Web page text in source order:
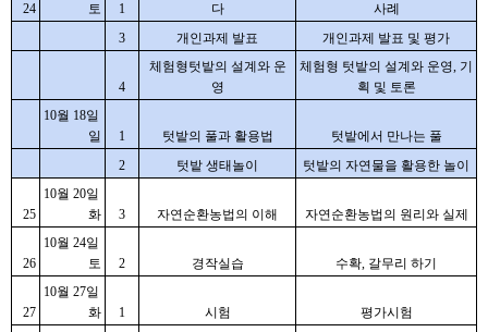
24
토
1
다
사례
3
개인과제 발표 개인과제 발표 및 평가
4
체험형텃밭의 설계와 운
영
체험형 텃밭의 설계와 운영, 기
획 및 토론
10월 18일
일
1 텃밭의 풀과 활용법
텃밭에서 만나는 풀
2
텃밭 생태놀이 텃밭의 자연물을 활용한 놀이
25
10월 20일
화
3 자연순환농법의 이해 자연순환농법의 원리와 실제
26
10월 24일
토
2 경작실습 수확, 갈무리 하기
27
10월 27일
화
1 시험 평가시험